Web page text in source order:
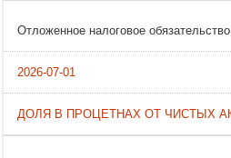
Отложенное налоговое обязательство